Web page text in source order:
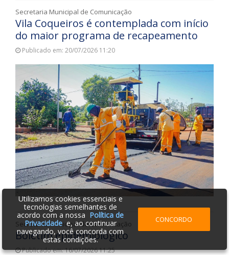
Secretaria Municipal de Comunicação
Vila Coqueiros é contemplada com início
do maior programa de recapeamento
Publicado em: 20/07/2026 11:20
Secretaria Municipal de Comunicação
Boletim epidemiológico
Publicado em: 16/07/2026 11:25
Utilizamos cookies essenciais e
tecnologias semelhantes de
acordo com a nossa Política de
Privacidadee, ao continuar
navegando, você concorda com
estas condições.
CONCORDO